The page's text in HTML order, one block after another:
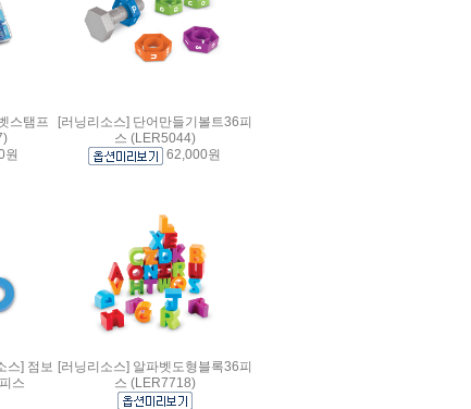
스탬프
원
[러닝리소스] 단어만들기볼트36피
스 (LER5044)
62,000원
스] 점보
스
[러닝리소스] 알파벳도형블록36피
스 (LER7718)